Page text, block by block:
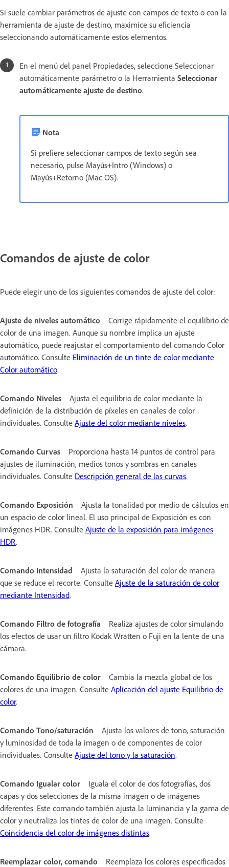
Si suele cambiar parámetros de ajuste con campos de texto o con la
herramienta de ajuste de destino, maximice su eficiencia
seleccionando automáticamente estos elementos.
En el menú del panel Propiedades, seleccione Seleccionar
automáticamente parámetro o la Herramienta Seleccionar
automáticamente ajuste de destino.
Nota
Si prefiere seleccionar campos de texto según sea
necesario, pulse Mayús+Intro (Windows) o
Mayús+Retorno (Mac OS).
Comandos de ajuste de color
Puede elegir uno de los siguientes comandos de ajuste del color:
Ajuste de niveles automático
Corrige rápidamente el equilibrio de
color de una imagen. Aunque su nombre implica un ajuste
automático, puede reajustar el comportamiento del comando Color
automático. Consulte Eliminación de un tinte de color mediante
Color automático.
Comando Niveles
Ajusta el equilibrio de color mediante la
definición de la distribución de píxeles en canales de color
individuales. Consulte Ajuste del color mediante niveles.
Comando Curvas
Proporciona hasta 14 puntos de control para
ajustes de iluminación, medios tonos y sombras en canales
individuales. Consulte Descripción general de las curvas.
Comando Exposición
Ajusta la tonalidad por medio de cálculos en
un espacio de color lineal. El uso principal de Exposición es con
imágenes HDR. Consulte Ajuste de la exposición para imágenes
HDR.
Comando Intensidad
Ajusta la saturación del color de manera
que se reduce el recorte. Consulte Ajuste de la saturación de color
mediante Intensidad.
Comando Filtro de fotografía
Realiza ajustes de color simulando
los efectos de usar un filtro Kodak Wratten o Fuji en la lente de una
cámara.
Comando Equilibrio de color
Cambia la mezcla global de los
colores de una imagen. Consulte Aplicación del ajuste Equilibrio de
color.
Comando Tono/saturación
Ajusta los valores de tono, saturación
y luminosidad de toda la imagen o de componentes de color
individuales. Consulte Ajuste del tono y la saturación.
Comando Igualar color
Iguala el color de dos fotografías, dos
capas y dos selecciones de la misma imagen o de imágenes
diferentes. Este comando también ajusta la luminancia y la gama de
color y neutraliza los tintes de color de una imagen. Consulte
Coincidencia del color de imágenes distintas.
Reemplazar color, comando Reemplaza los colores especificados